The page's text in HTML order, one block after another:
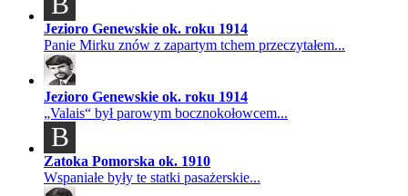
Jezioro Genewskie ok. roku 1914
Panie Mirku znów z zapartym tchem przeczytałem...
Jezioro Genewskie ok. roku 1914
„Valais“ był parowym bocznokołowcem...
B
Zatoka Pomorska ok. 1910
Wspaniałe były te statki pasażerskie...